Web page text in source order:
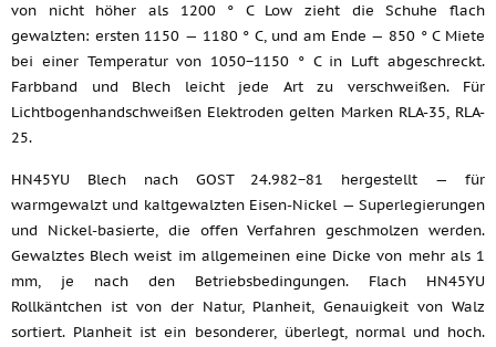
von nicht höher als 1200 ° C Low zieht die Schuhe flach
gewalzten: ersten 1150 — 1180 ° C, und am Ende — 850 ° C Miete
bei einer Temperatur von 1050−1150 ° C in Luft abgeschreckt.
Farbband und Blech leicht jede Art zu verschweißen. Für
Lichtbogenhandschweißen Elektroden gelten Marken RLA-35, RLA-
25.
HN45YU Blech nach GOST 24.982−81 hergestellt — für
warmgewalzt und kaltgewalzten Eisen-Nickel — Superlegierungen
und Nickel-basierte, die offen Verfahren geschmolzen werden.
Gewalztes Blech weist im allgemeinen eine Dicke von mehr als 1
mm, je nach den Betriebsbedingungen. Flach HN45YU
Rollkäntchen ist von der Natur, Planheit, Genauigkeit von Walz
sortiert. Planheit ist ein besonderer, überlegt, normal und hoch.